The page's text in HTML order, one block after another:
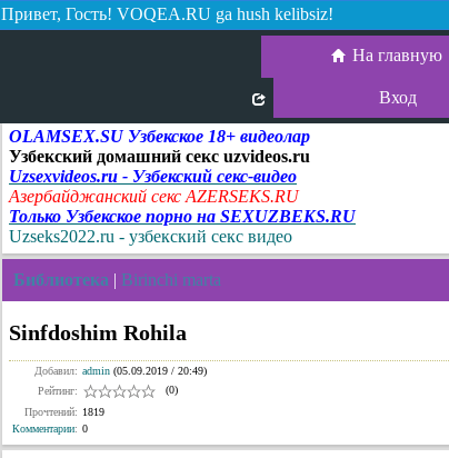
Привет, Гость! VOQEA.RU ga hush kelibsiz!
На главную
Вход
OLAMSEX.SU Узбекское 18+ видеолар
Узбекский домашний секс uzvideos.ru
Uzsexvideos.ru - Узбекский секс-видео
Азербайджанский секс AZERSEKS.RU
Только Узбекское порно на SEXUZBEKS.RU
Uzseks2022.ru - узбекский секс видео
Библиотека | Birinchi marta
Sinfdoshim Rohila
Добавил: admin (05.09.2019 / 20:49)
Рейтинг:
(0)
Прочтений: 1819
Комментарии: 0